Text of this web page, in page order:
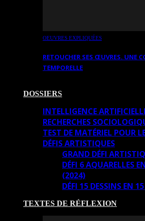
OEUVRES EXPLIQUÉES
RETOUCHER SES ŒUVRES. UNE
TEMPORELLE
DOSSIERS
INTELLIGENCE
RECHERCHES
TEST DE MATÉRIEL POUR
DÉFIS ARTISTIQUES
GRAND DÉFI
DÉFI 6 AQUARELLES
(2024)
DÉFI 15 DESSINS EN
TEXTES DE RÉFLEXION